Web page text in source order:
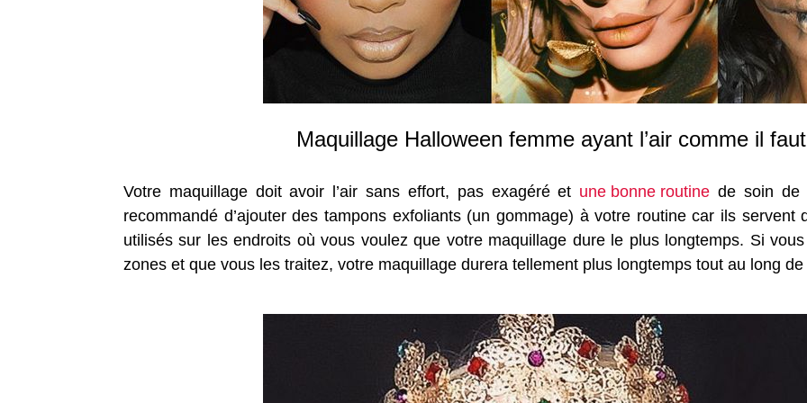
Maquillage Halloween femme ayant l’air comme il
Votre maquillage doit avoir l’air sans effort, pas exagéré et une bonne routine de soin de
recommandé d’ajouter des tampons exfoliants (un gommage) à votre routine car ils servent
utilisés sur les endroits où vous voulez que votre maquillage dure le plus longtemps. Si
zones et que vous les traitez, votre maquillage durera tellement plus longtemps tout au long